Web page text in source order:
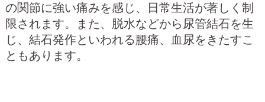
の関節に強い痛みを感じ、日常生活が著しく制
限されます。また、脱水などから尿管結石を生
じ、結石発作といわれる腰痛、血尿をきたすこ
ともあります。